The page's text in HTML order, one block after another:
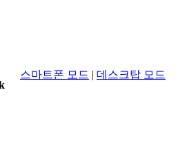
스마트폰 모드 | 데스크탑 모드